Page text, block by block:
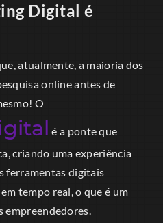
Digital é
atualmente, a maioria dos
online antes de
O
é a ponte que
criando uma experiência
ferramentas digitais
tempo real, o que é um